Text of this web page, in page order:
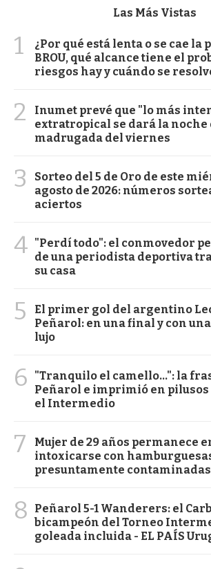
Las Más Vistas
1
¿Por qué está lenta o se cae la
BROU, qué alcance tiene el
riesgos hay y cuándo se
2
Inumet prevé que "lo más
extratropical se dará la noche
madrugada del viernes
3
Sorteo del 5 de Oro de este
agosto de 2026: números
aciertos
4 "Perdí todo": el conmovedor
de una periodista deportiva
su casa
5
El primer gol del argentino
Peñarol: en una final y con
lujo
6
"Tranquilo el camello...": la
Peñarol e imprimió en
el Intermedio
7
Mujer de 29 años permanece
intoxicarse con
presuntamente contaminadas
8
Peñarol 5-1 Wanderers: el
bicampeón del Torneo
goleada incluida - EL PAÍS